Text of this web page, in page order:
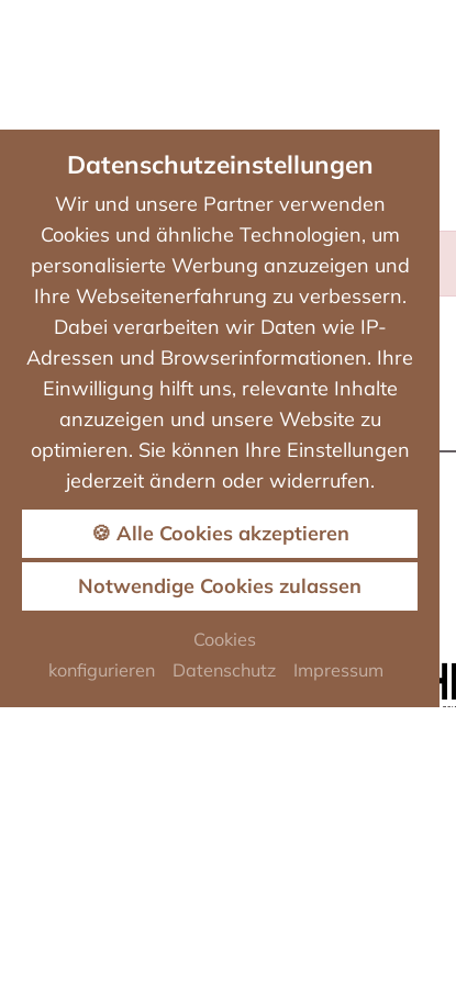
Datenschutzeinstellungen
Wir und unsere Partner verwenden
Cookies und ähnliche Technologien, um
personalisierte Werbung anzuzeigen und
Ihre Webseitenerfahrung zu verbessern.
Dabei verarbeiten wir Daten wie IP-
Adressen und Browserinformationen. Ihre
Einwilligung hilft uns, relevante Inhalte
anzuzeigen und unsere Website zu
optimieren. Sie können Ihre Einstellungen
jederzeit ändern oder widerrufen.
🍪 Alle Cookies akzeptieren
Notwendige Cookies zulassen
Cookies
konfigurieren
Datenschutz Impressum
Keine Restplätze verfügbar!